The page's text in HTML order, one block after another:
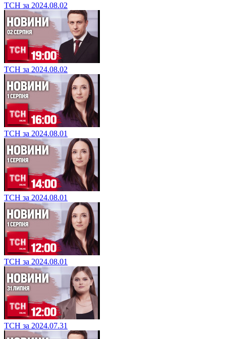
ТСН за 2024.08.02
ТСН за 2024.08.02
ТСН за 2024.08.01
ТСН за 2024.08.01
ТСН за 2024.08.01
ТСН за 2024.07.31